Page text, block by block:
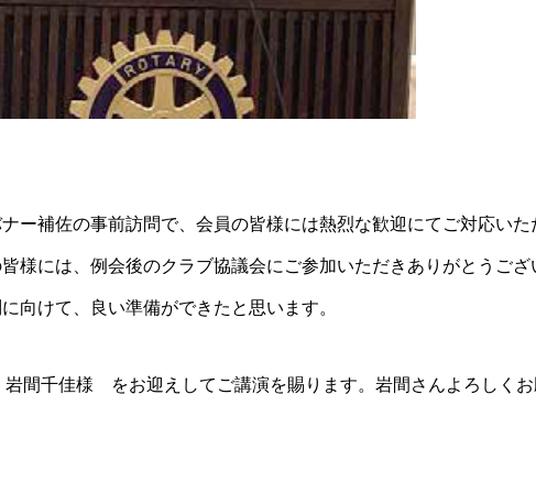
ー補佐の事前訪問で、会員の皆様には熱烈な歓迎にてご対応いた
様には、例会後のクラブ協議会にご参加いただきありがとうござ
向けて、良い準備ができたと思います。
千佳様 をお迎えしてご講演を賜ります。岩間さんよろしく